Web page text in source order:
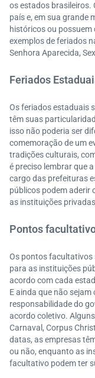
os estados brasileiros.
país e, em sua grande
históricos ou
exemplos de feriados
Senhora Aparecida,
Feriados
Os feriados estaduais
têm suas
isso não poderia ser
comemoração de um
tradições culturais,
é preciso lembrar que
cargo das prefeituras
públicos podem aderir
as instituições
Pontos
Os pontos facultativos
para as instituições
acordo com cada
E ainda que não
responsabilidade do
acordo coletivo.
Carnaval, Corpus
datas, as empresas
ou não, enquanto as
facultativo podem ter